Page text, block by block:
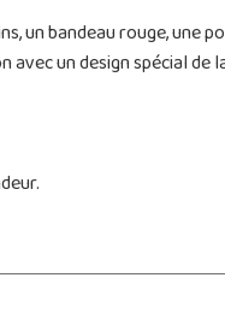
un bandeau rouge, une
un design spécial de